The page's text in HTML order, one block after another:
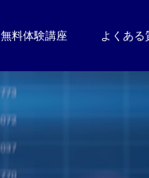
無料体験講座 よくある